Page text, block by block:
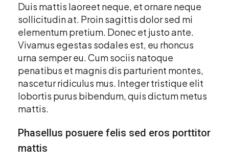
Duis mattis laoreet neque, et ornare neque
sollicitudin at. Proin sagittis dolor sed mi
elementum pretium. Donec et justo ante.
Vivamus egestas sodales est, eu rhoncus
urna semper eu. Cum sociis natoque
penatibus et magnis dis parturient montes,
nascetur ridiculus mus. Integer tristique elit
lobortis purus bibendum, quis dictum metus
mattis.
Phasellus posuere felis sed eros porttitor
mattis